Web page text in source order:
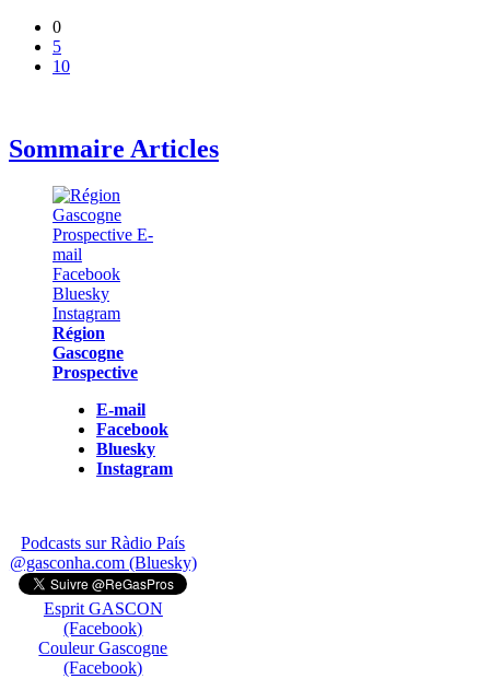
0
5
10
Sommaire Articles
Région
Gascogne
Prospective
E-mail
Facebook
Bluesky
Instagram
Podcasts sur Ràdio País
@gasconha.com (Bluesky)
Esprit GASCON
(Facebook)
Couleur Gascogne
(Facebook)